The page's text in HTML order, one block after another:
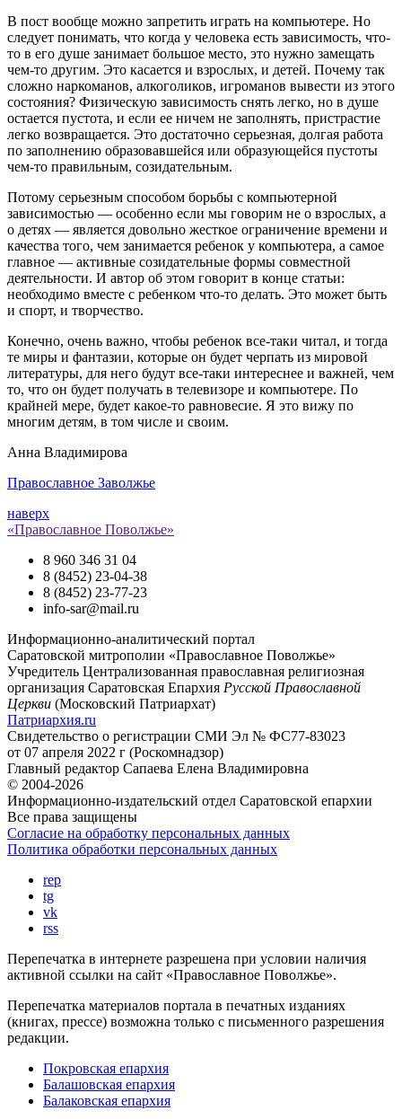
В пост вообще можно запретить играть на компьютере. Но
следует понимать, что когда у человека есть зависимость, что-
то в его душе занимает большое место, это нужно замещать
чем-то другим. Это касается и взрослых, и детей. Почему так
сложно наркоманов, алкоголиков, игроманов вывести из этого
состояния? Физическую зависимость снять легко, но в душе
остается пустота, и если ее ничем не заполнять, пристрастие
легко возвращается. Это достаточно серьезная, долгая работа
по заполнению образовавшейся или образующейся пустоты
чем-то правильным, созидательным.
Потому серьезным способом борьбы с компьютерной
зависимостью — особенно если мы говорим не о взрослых, а
о детях — является довольно жесткое ограничение времени и
качества того, чем занимается ребенок у компьютера, а самое
главное — активные созидательные формы совместной
деятельности. И автор об этом говорит в конце статьи:
необходимо вместе с ребенком что-то делать. Это может быть
и спорт, и творчество.
Конечно, очень важно, чтобы ребенок все-таки читал, и тогда
те миры и фантазии, которые он будет черпать из мировой
литературы, для него будут все-таки интереснее и важней, чем
то, что он будет получать в телевизоре и компьютере. По
крайней мере, будет какое-то равновесие. Я это вижу по
многим детям, в том числе и своим.
Анна Владимирова
Православное Заволжье
наверх
«Православное Поволжье»
8 960 346 31 04
8 (8452) 23-04-38
8 (8452) 23-77-23
info-sar@mail.ru
Информационно-аналитический портал
Саратовской митрополии «Православное Поволжье»
Учредитель Централизованная православная религиозная
организация Саратовская Епархия Русской Православной
Церкви (Московский Патриархат)
Патриархия.ru
Свидетельство о регистрации СМИ Эл № ФС77-83023
от 07 апреля 2022 г (Роскомнадзор)
Главный редактор Сапаева Елена Владимировна
© 2004-2026
Информационно-издательский отдел Саратовской епархии
Все права защищены
Согласие на обработку персональных данных
Политика обработки персональных данных
rep
tg
vk
rss
Перепечатка в интернете разрешена при условии наличия
активной ссылки на сайт «Православное Поволжье».
Перепечатка материалов портала в печатных изданиях
(книгах, прессе) возможна только с письменного разрешения
редакции.
Покровская епархия
Балашовская епархия
Балаковская епархия